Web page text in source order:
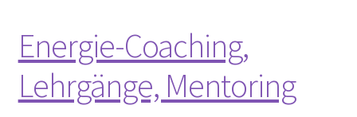
Energie-Coaching,
Lehrgänge, Mentoring